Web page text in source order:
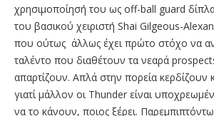
χρησιμοποίησή του ως off-ball guard δίπλα
του βασικού χειριστή Shai Gilgeous-
που ούτως άλλως έχει πρώτο στόχο να
ταλέντο που διαθέτουν τα νεαρά
απαρτίζουν. Απλά στην πορεία κερδίζουν
γιατί μάλλον οι Thunder είναι
να το κάνουν, ποιος ξέρει.